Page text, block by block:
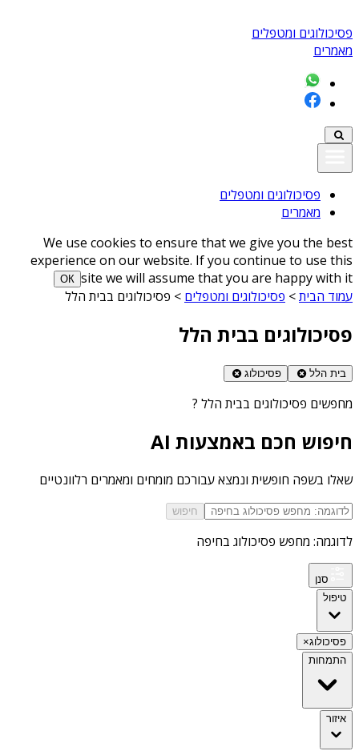
פסיכולוגים ומטפלים
מאמרים
פסיכולוגים ומטפלים
מאמרים
We use cookies to ensure that we give you the best
experience on our website. If you continue to use this
site we will assume that you are happy with it
ОК
עמוד הבית> פסיכולוגים ומטפלים > פסיכולוגים בבית הלל
פסיכולוגים בבית הלל
בית הלל פסיכולוג
מחפשים פסיכולוגים בבית הלל ?
חיפוש חכם באמצעות AI
שאלו בשפה חופשית ונמצא עבורכם מומחים ומאמרים רלוונטיים
חיפוש
לדוגמה: מחפש פסיכולוג בחיפה
סנן
טיפול
פסיכולוג×
התמחות
איזור